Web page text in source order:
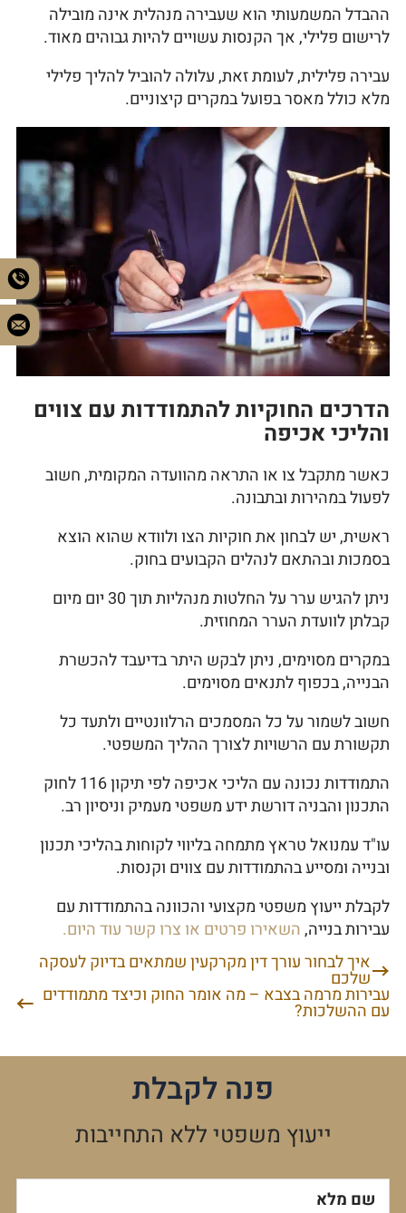
ההבדל המשמעותי הוא שעבירה מנהלית אינה מובילה
לרישום פלילי, אך הקנסות עשויים להיות גבוהים מאוד.
עבירה פלילית, לעומת זאת, עלולה להוביל להליך פלילי
מלא כולל מאסר בפועל במקרים קיצוניים.
הדרכים החוקיות להתמודדות עם צווים
והליכי אכיפה
כאשר מתקבל צו או התראה מהוועדה המקומית, חשוב
לפעול במהירות ובתבונה.
ראשית, יש לבחון את חוקיות הצו ולוודא שהוא הוצא
בסמכות ובהתאם לנהלים הקבועים בחוק.
ניתן להגיש ערר על החלטות מנהליות תוך 30 יום מיום
קבלתן לוועדת הערר המחוזית.
במקרים מסוימים, ניתן לבקש היתר בדיעבד להכשרת
הבנייה, בכפוף לתנאים מסוימים.
חשוב לשמור על כל המסמכים הרלוונטיים ולתעד כל
תקשורת עם הרשויות לצורך ההליך המשפטי.
התמודדות נכונה עם הליכי אכיפה לפי תיקון 116 לחוק
התכנון והבניה דורשת ידע משפטי מעמיק וניסיון רב.
עו"ד עמנואל טראץ מתמחה בליווי לקוחות בהליכי תכנון
ובנייה ומסייע בהתמודדות עם צווים וקנסות.
לקבלת ייעוץ משפטי מקצועי והכוונה בהתמודדות עם
עבירות בנייה,השאירו פרטים או צרו קשר עוד היום.
ניווטאיך לבחור עורך דין מקרקעין שמתאים בדיוק לעסקה
שלכם
עבירות מרמה בצבא – מה אומר החוק וכיצד מתמודדים
עם ההשלכות?
פנה לקבלת
ייעוץ משפטי ללא התחייבות
שם מלא